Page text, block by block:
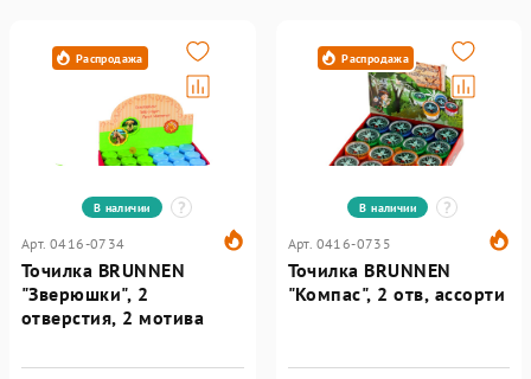
Распродажа
В наличии
Арт. 0416-0734
Точилка BRUNNEN
"Зверюшки", 2
отверстия, 2 мотива
Распродажа
В наличии
Арт. 0416-0735
Точилка BRUNNEN
"Компас", 2 отв, ассорти